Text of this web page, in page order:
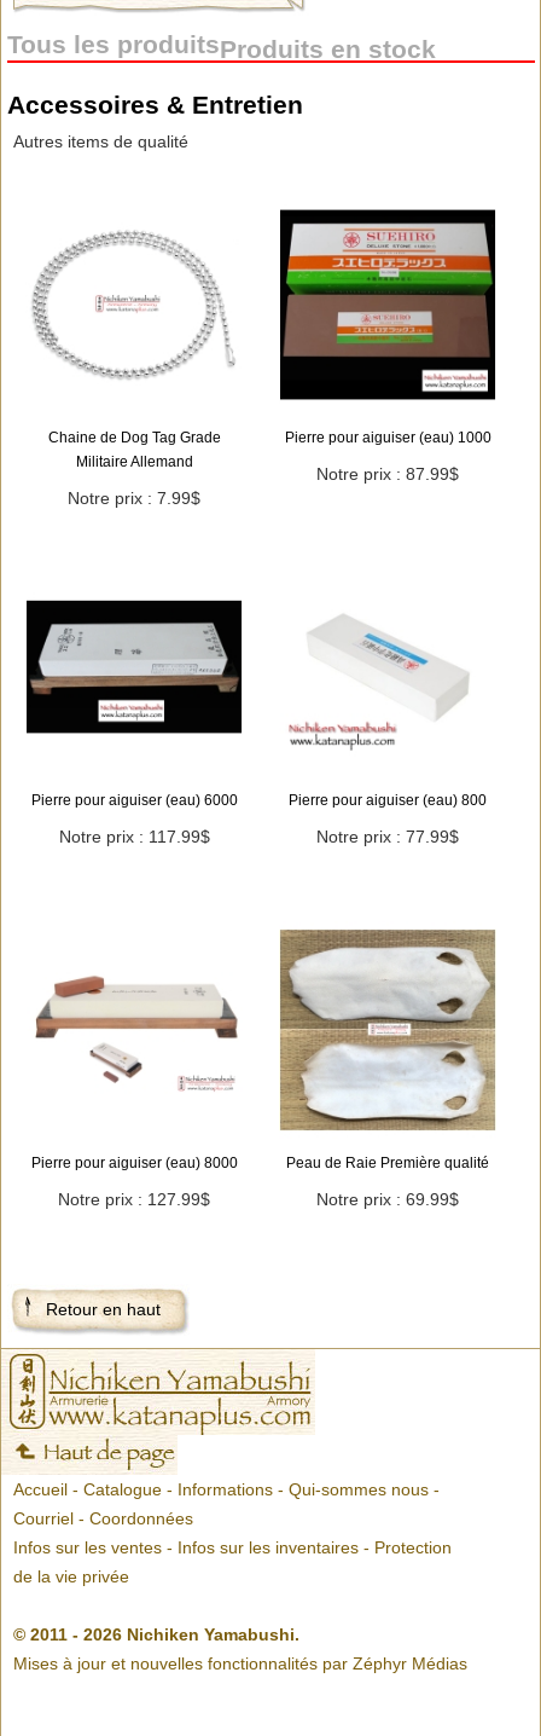
Tous les produitsProduits en stock
Accessoires & Entretien
Autres items de qualité
Chaine de Dog Tag Grade
Militaire Allemand
Notre prix : 7.99$
Pierre pour aiguiser (eau) 1000
Notre prix : 87.99$
Pierre pour aiguiser (eau) 6000
Notre prix : 117.99$
Pierre pour aiguiser (eau) 800
Notre prix : 77.99$
Pierre pour aiguiser (eau) 8000
Notre prix : 127.99$
Peau de Raie Première qualité
Notre prix : 69.99$
Retour en haut
Accueil - Catalogue - Informations - Qui-sommes nous -
Courriel - Coordonnées
Infos sur les ventes - Infos sur les inventaires - Protection
de la vie privée
© 2011 - 2026 Nichiken Yamabushi.
Mises à jour et nouvelles fonctionnalités par Zéphyr Médias